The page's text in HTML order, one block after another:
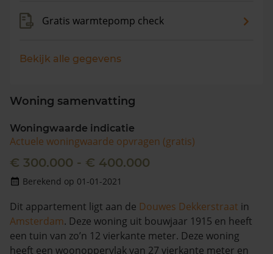
Gratis warmtepomp check
Bekijk alle gegevens
Woning samenvatting
Woningwaarde indicatie
Actuele woningwaarde opvragen (gratis)
€ 300.000 - € 400.000
Berekend op 01-01-2021
Dit appartement ligt aan de Douwes Dekkerstraat in
Amsterdam. Deze woning uit bouwjaar 1915 en heeft
een tuin van zo’n 12 vierkante meter. Deze woning
heeft een woonoppervlak van 27 vierkante meter en